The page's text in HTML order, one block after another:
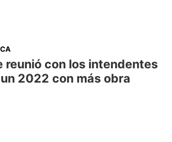
reunió con los intendentes
2022 con más obra